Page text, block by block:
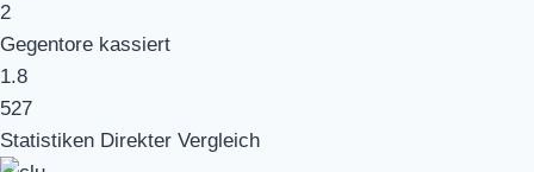
2
Gegentore kassiert
1.8
527
Statistiken Direkter Vergleich